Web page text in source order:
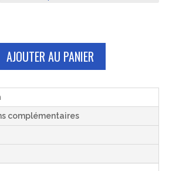
AJOUTER AU PANIER
complémentaires